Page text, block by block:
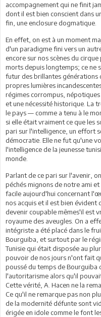
accompagnement qui ne finit
dont il est bien conscient dans
fin, une enclosure dogmatique.
En effet, on est à un moment
d'un paradigme fini vers un
encore sur nos scènes du
morts depuis longtemps; ce ne
futur des brillantes générations
propres lumières
régimes corrompus,
et une nécessité historique. La
le pays — comme a tenu à le
si elle était vraiment ce que les
pari sur l'intelligence, un effort
démocratie. Elle ne fut qu'une
l'intelligence de la jeunesse
monde.
Parlant de ce pari sur l'avenir,
péchés mignons de notre ami
facile aujourd'hui concernant
nos acquis et il est bien évident
devenir coupable mêmes'il est
royaume des aveugles. On a
intégriste a été placé dans le
Bourguiba, et surtout par le
Tunisie qui était disposée au
pouvoir de nos jours n'ont fait
poussé du temps de Bourguiba
l'autoritarisme alors qu'il
Cette vérité, A. Hacen ne la
Ce qu'il ne remarque pas non
de la modernité défunte sont
érigée en idole comme le font